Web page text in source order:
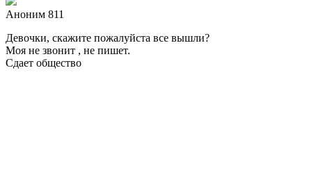
Аноним 811
Девочки, скажите пожалуйста все вышли?
Моя не звонит , не пишет.
Сдает общество